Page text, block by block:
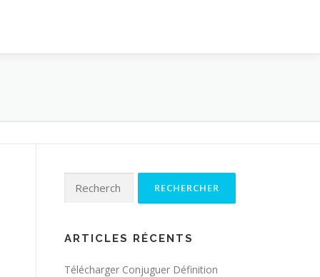
Rechercher :
ARTICLES RÉCENTS
Télécharger Conjuguer Définition